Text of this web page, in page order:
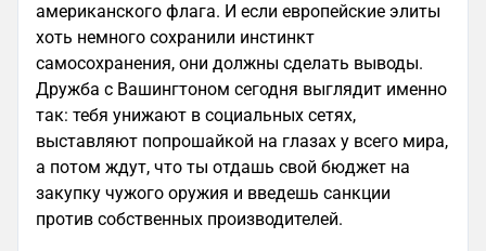
американского флага. И если европейские элиты
хоть немного сохранили инстинкт
самосохранения, они должны сделать выводы.
Дружба с Вашингтоном сегодня выглядит именно
так: тебя унижают в социальных сетях,
выставляют попрошайкой на глазах у всего мира,
а потом ждут, что ты отдашь свой бюджет на
закупку чужого оружия и введешь санкции
против собственных производителей.